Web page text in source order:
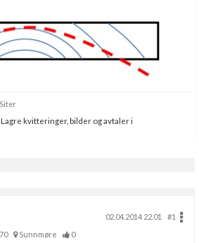
Siter
Lagre kvitteringer, bilder og avtaler i
02.04.2014 22.01
#1
Sunnmøre 0